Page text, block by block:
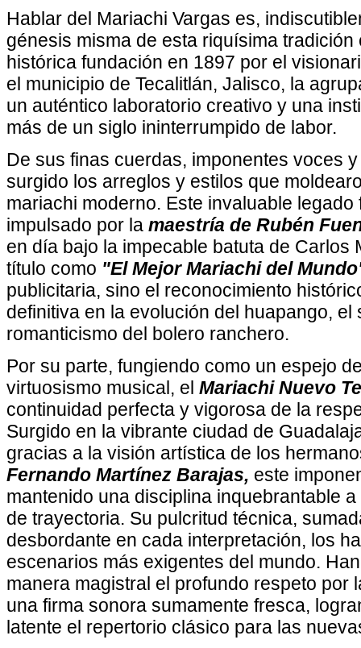
Hablar del Mariachi Vargas es,
génesis misma de esta riquísima
histórica fundación en 1897 por el
el municipio de Tecalitlán, Jalisco, la
un auténtico laboratorio creativo y una
más de un siglo ininterrumpido de labor.
De sus finas cuerdas, imponentes voces
surgido los arreglos y estilos que
mariachi moderno. Este invaluable legado
impulsado por la maestría de Rubén
en día bajo la impecable batuta de Carlos
título como "El Mejor Mariachi del
publicitaria, sino el reconocimiento
definitiva en la evolución del huapango, el
romanticismo del bolero ranchero.
Por su parte, fungiendo como un espejo
virtuosismo musical, el Mariachi Nuevo
continuidad perfecta y vigorosa de la
Surgido en la vibrante ciudad de
gracias a la visión artística de los
Fernando Martínez Barajas, este
mantenido una disciplina inquebrantable
de trayectoria. Su pulcritud técnica,
desbordante en cada interpretación, los
escenarios más exigentes del mundo.
manera magistral el profundo respeto por
una firma sonora sumamente fresca,
latente el repertorio clásico para las